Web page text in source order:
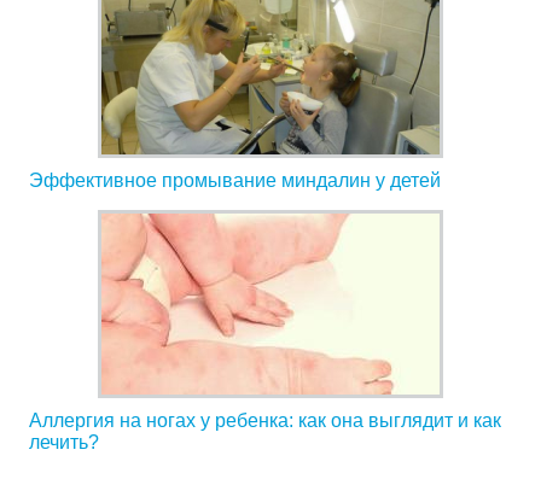
Эффективное промывание миндалин у детей
Аллергия на ногах у ребенка: как она выглядит и как
лечить?